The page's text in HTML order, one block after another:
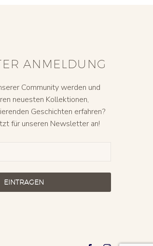
ANMELDUNG
Community werden und
neuesten Kollektionen,
Geschichten erfahren?
für unseren Newsletter an!
EINTRAGEN